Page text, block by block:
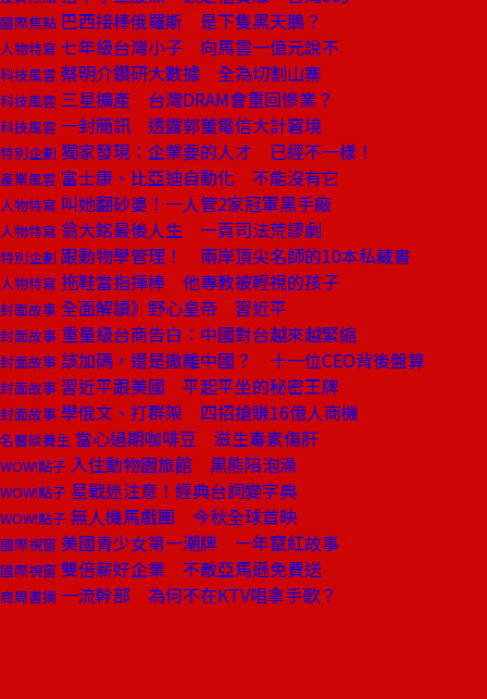
國際焦點 巴西接棒俄羅斯 是下隻黑天鵝？
人物特寫 七年級台灣小子 向馬雲一億元說不
科技風雲 蔡明介鑽研大數據 全為切割山寨
科技風雲 三星擴產 台灣DRAM會重回慘業？
科技風雲 一封簡訊 透露郭董電信大計窘境
特別企劃 獨家發現：企業要的人才 已經不一樣！
產業風雲 富士康、比亞迪自動化 不能沒有它
人物特寫 叫她翻砂婆！一人管2家冠軍黑手廠
人物特寫 翁大銘最後人生 一頁司法荒謬劇
特別企劃 跟動物學管理！ 兩岸頂尖名師的10本私藏書
人物特寫 拖鞋當指揮棒 他專教被輕視的孩子
封面故事 全面解讀》野心皇帝 習近平
封面故事 重量級台商告白：中國對台越來越緊縮
封面故事 該加碼，還是撤離中國？ 十一位CEO背後盤算
封面故事 習近平跟美國 平起平坐的秘密王牌
封面故事 學俄文、打群架 四招搶賺16億人商機
名醫談養生 當心過期咖啡豆 滋生毒素傷肝
WOW!點子 入住動物園旅館 黑熊陪泡澡
WOW!點子 星戰迷注意！經典台詞變字典
WOW!點子 無人機馬戲團 今秋全球首映
國際視窗 美國青少女第一潮牌 一年竄紅故事
國際視窗 雙倍薪好企業 不敵亞馬遜免費送
商周書摘 一流幹部 為何不在KTV唱拿手歌？